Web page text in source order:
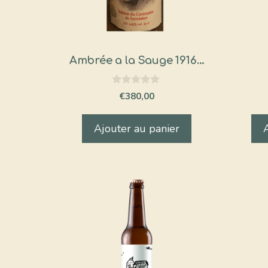
Ambrée a la Sauge 1916…
s
5
€380,00
Ajouter au panier